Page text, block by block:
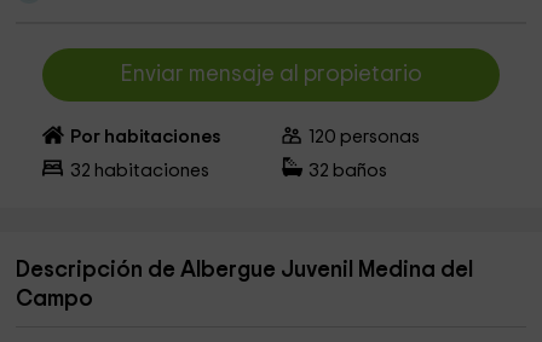
Enviar mensaje al propietario
Por habitaciones 120 personas
32 habitaciones 32 baños
Descripción de Albergue Juvenil Medina del
Campo